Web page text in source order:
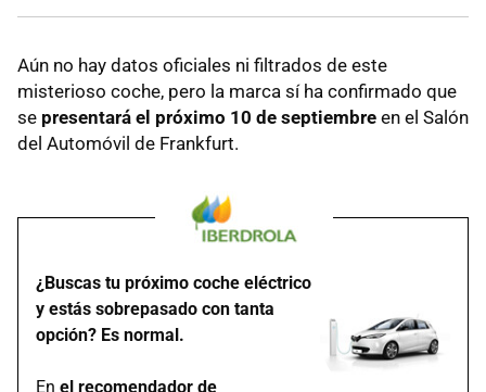
Aún no hay datos oficiales ni filtrados de este
misterioso coche, pero la marca sí ha confirmado que
se presentará el próximo 10 de septiembre en el Salón
del Automóvil de Frankfurt.
¿Buscas tu próximo coche eléctrico
y estás sobrepasado con tanta
opción? Es normal.
En el recomendador de